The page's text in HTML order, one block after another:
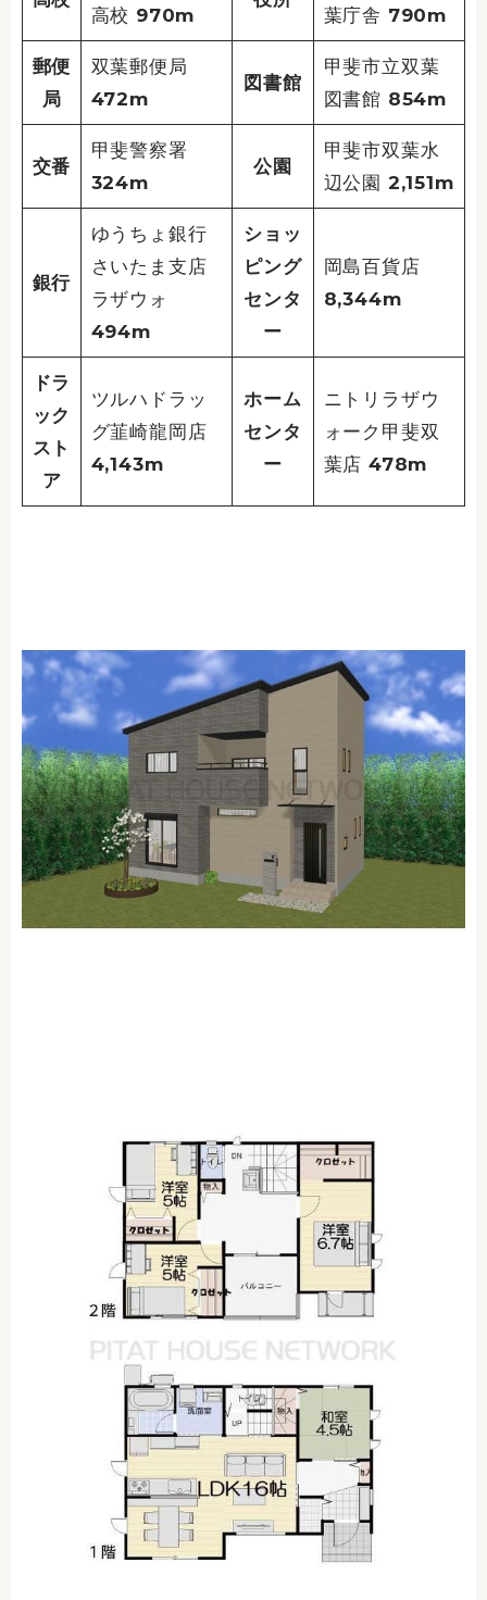
高校 970m 葉庁舎 790m
郵便
局
双葉郵便局
472m
図書館
甲斐市立双葉
図書館 854m
交番
甲斐警察署
324m
公園
甲斐市双葉水
辺公園 2,151m
銀行
ゆうちょ銀行
さいたま支店
ラザウォ
494m
ショッ
ピング
センタ
ー
岡島百貨店
8,344m
ドラ
ック
スト
ア
ツルハドラッ
グ韮崎龍岡店
4,143m
ホーム
センタ
ー
ニトリラザウ
ォーク甲斐双
葉店 478m